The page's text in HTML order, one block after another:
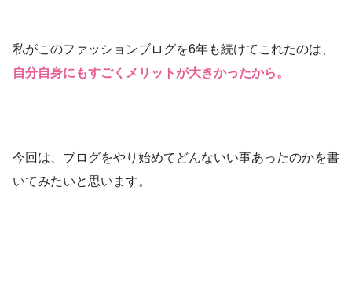
私がこのファッションブログを6年も続けてこれたのは、
自分自身にもすごくメリットが大きかったから。
今回は、ブログをやり始めてどんないい事あったのかを書
いてみたいと思います。